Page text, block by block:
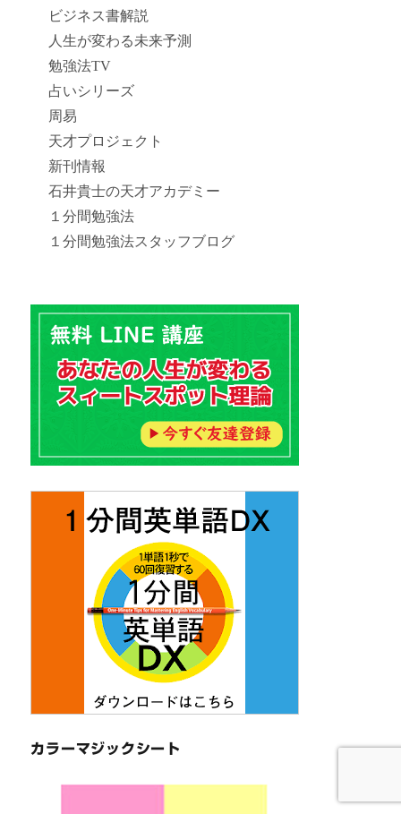
ビジネス書解説
人生が変わる未来予測
勉強法TV
占いシリーズ
周易
天才プロジェクト
新刊情報
石井貴士の天才アカデミー
１分間勉強法
１分間勉強法スタッフブログ
カラーマジックシート